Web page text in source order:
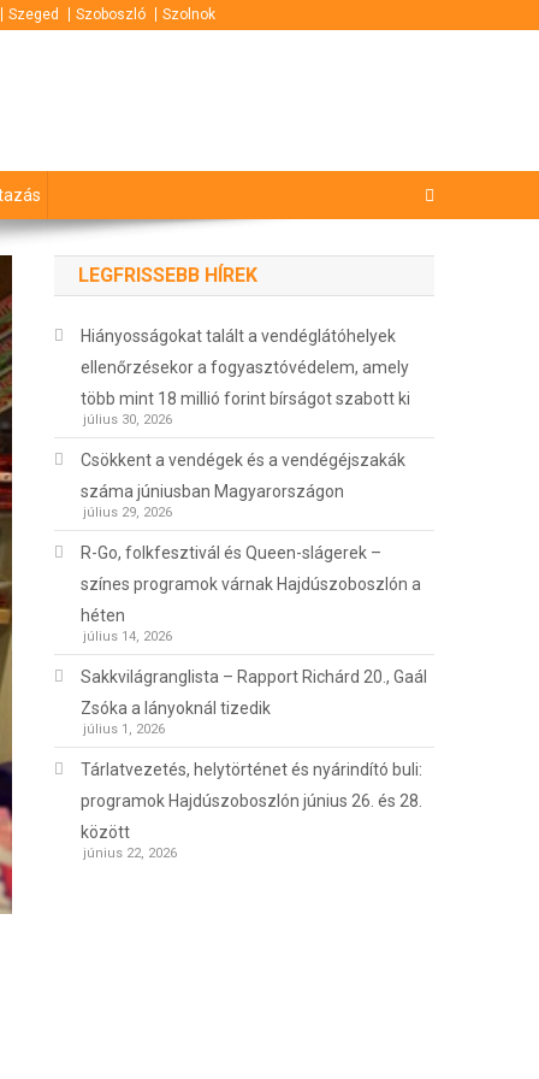
Szeged Szoboszló Szolnok
LEGFRISSEBB HÍREK
Hiányosságokat talált a vendéglátóhelyek
ellenőrzésekor a fogyasztóvédelem, amely
több mint 18 millió forint bírságot szabott ki
július 30, 2026
Csökkent a vendégek és a vendégéjszakák
száma júniusban Magyarországon
július 29, 2026
R-Go, folkfesztivál és Queen-slágerek –
színes programok várnak Hajdúszoboszlón a
héten
július 14, 2026
Sakkvilágranglista – Rapport Richárd 20., Gaál
Zsóka a lányoknál tizedik
július 1, 2026
Tárlatvezetés, helytörténet és nyárindító buli:
programok Hajdúszoboszlón június 26. és 28.
között
június 22, 2026